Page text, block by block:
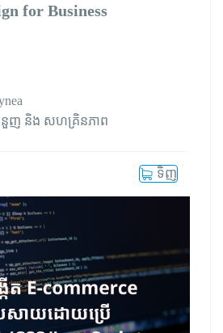
for Business
ញ និង សហគ្រិនភាព
ទិញ